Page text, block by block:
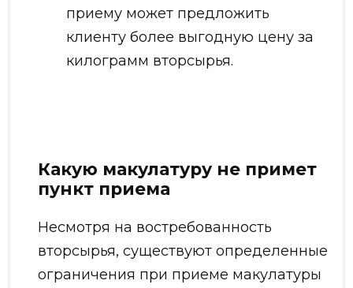
приему может предложить
клиенту более выгодную цену за
килограмм вторсырья.
Какую макулатуру не примет
пункт приема
Несмотря на востребованность
вторсырья, существуют определенные
ограничения при приеме макулатуры